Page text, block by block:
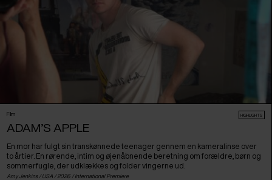
Film HIGHLIGHTS
ADAM’S APPLE
En mor har fulgt sin transkønnede teenager gennem en kameralinse over
to årtier. En rørende, intim og øjenåbnende beretning om forældre, børn og
sommerfugle, der udklækkes og folder vingerne ud.
Amy Jenkins / USA / 2026 / International Premiere